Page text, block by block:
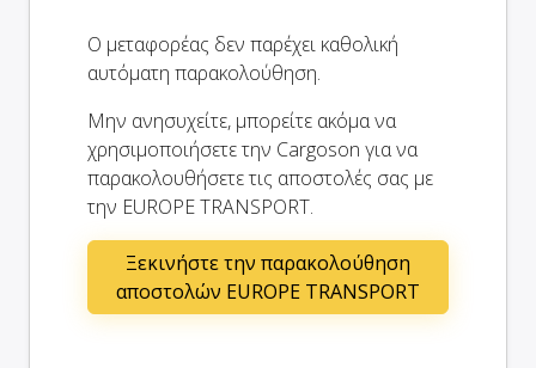
Ο μεταφορέας δεν παρέχει καθολική
αυτόματη παρακολούθηση.
Μην ανησυχείτε, μπορείτε ακόμα να
χρησιμοποιήσετε την Cargoson για να
παρακολουθήσετε τις αποστολές σας με
την EUROPE TRANSPORT.
Ξεκινήστε την παρακολούθηση
αποστολών EUROPE TRANSPORT